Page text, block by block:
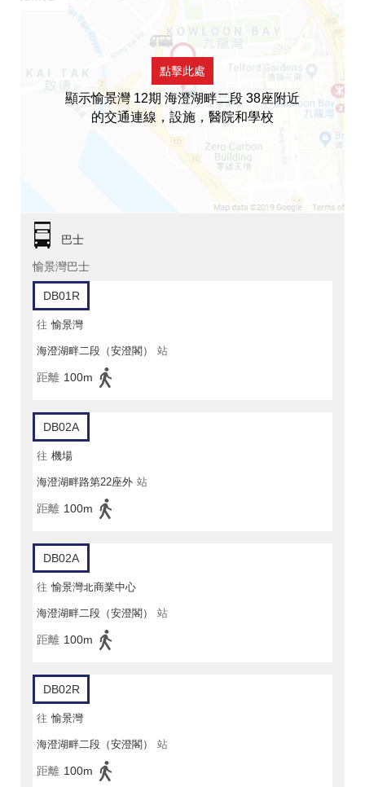
點擊此處
顯示愉景灣 12期 海澄湖畔二段 38座附近
的交通連線，設施，醫院和學校
巴士
愉景灣巴士
DB01R
往 愉景灣
海澄湖畔二段（安澄閣） 站
距離 100m
DB02A
往 機場
海澄湖畔路第22座外 站
距離 100m
DB02A
往 愉景灣北商業中心
海澄湖畔二段（安澄閣） 站
距離 100m
DB02R
往 愉景灣
海澄湖畔二段（安澄閣） 站
距離 100m